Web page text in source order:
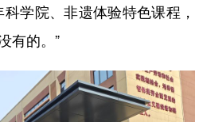
福建 江西
海南 重庆
西藏
学院、非遗体验特色课程，
没有的。”